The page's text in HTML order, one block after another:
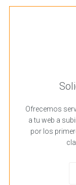
Ofrecemos
a tu web a
por los